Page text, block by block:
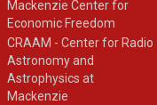
Mackenzie Center for
Economic Freedom
CRAAM - Center for Radio
Astronomy and
Astrophysics at
Mackenzie